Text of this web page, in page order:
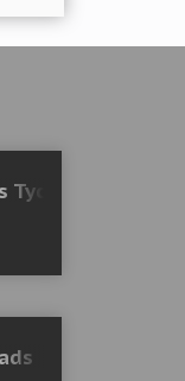
can get hints
- Dubai